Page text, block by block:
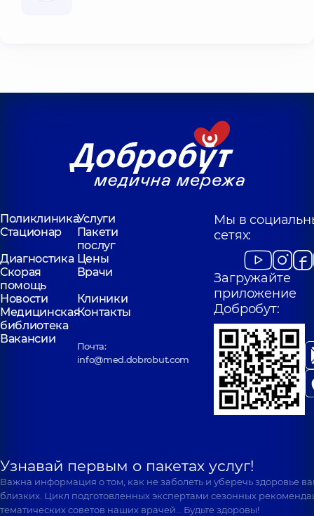
ПоликлиникаУслуги
Стационар
Пакети
послуг
Диагностика Цены
Скорая
помощь
Врачи
Новости
Клиники
Медицинская
библиотека
Контакты
Вакансии
Почта:
info@med.dobrobut.com
Мы в
сетях:
Загружайте
приложение
Добробут:
Узнавай первым о пакетах услуг!
Важна информация о том, как не заболеть и уберечь здоровье
близких. Цикл подготовленных экспертами сезонных
тематических советов наших врачей… Будьте здоровы!